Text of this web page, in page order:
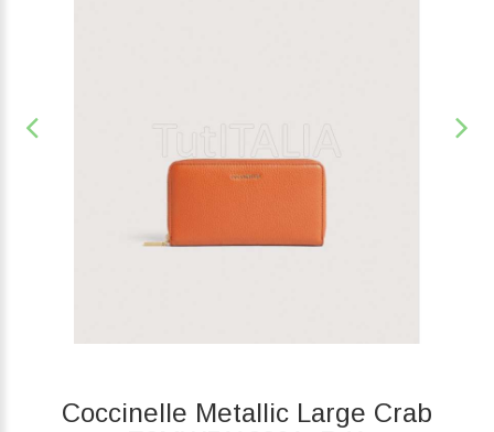
Coccinelle Metallic Large Crab